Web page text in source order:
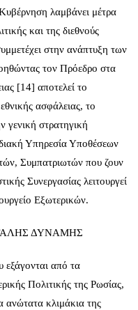
λαμβάνει μέτρα
και της διεθνούς
στην ανάπτυξη των
τον Πρόεδρο στα
[14] αποτελεί το
ασφάλειας, το
γενική στρατηγική
Υπηρεσία Υποθέσεων
Συμπατριωτών που ζουν
Συνεργασίας λειτουργεί
Εξωτερικών.
ΔΥΝΑΜΗΣ
από τα
Πολιτικής της Ρωσίας,
ανώτατα κλιμάκια της